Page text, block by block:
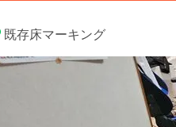
既存床マーキング